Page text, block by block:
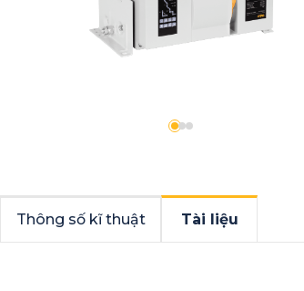
Thông số kĩ thuật Tài liệu